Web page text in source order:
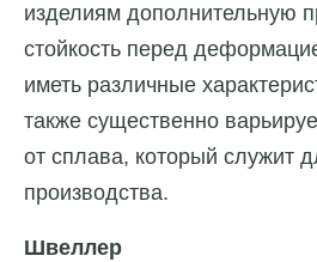
изделиям дополнительную
стойкость перед
иметь различные
также существенно
от сплава, который служит
производства.
Швеллер